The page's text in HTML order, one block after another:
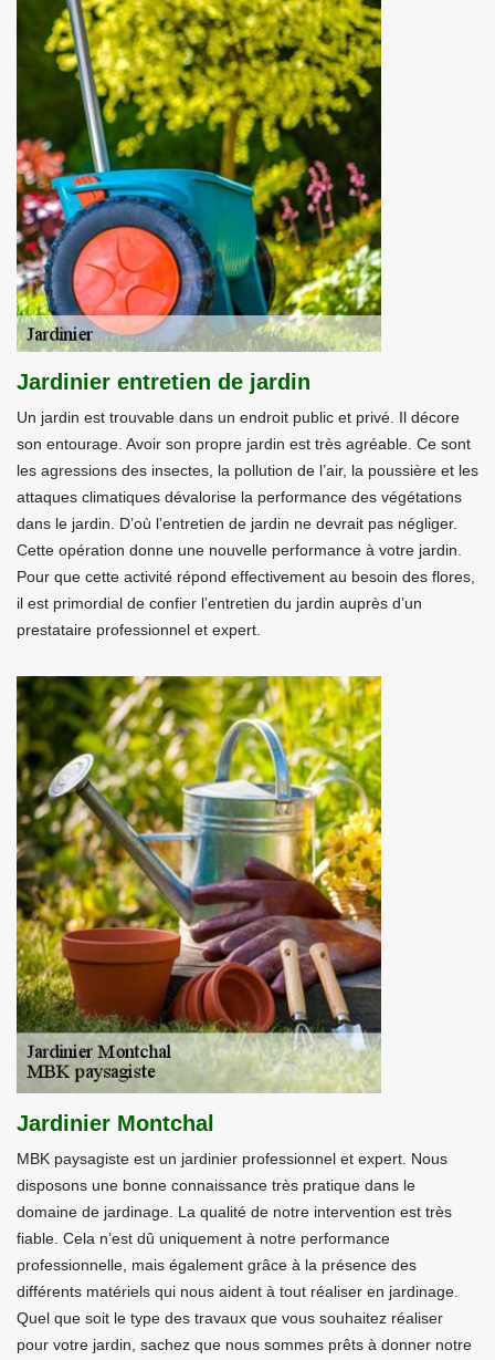
Jardinier entretien de jardin
Un jardin est trouvable dans un endroit public et privé. Il décore
son entourage. Avoir son propre jardin est très agréable. Ce sont
les agressions des insectes, la pollution de l’air, la poussière et les
attaques climatiques dévalorise la performance des végétations
dans le jardin. D’où l’entretien de jardin ne devrait pas négliger.
Cette opération donne une nouvelle performance à votre jardin.
Pour que cette activité répond effectivement au besoin des flores,
il est primordial de confier l’entretien du jardin auprès d’un
prestataire professionnel et expert.
Jardinier Montchal
MBK paysagiste est un jardinier professionnel et expert. Nous
disposons une bonne connaissance très pratique dans le
domaine de jardinage. La qualité de notre intervention est très
fiable. Cela n’est dû uniquement à notre performance
professionnelle, mais également grâce à la présence des
différents matériels qui nous aident à tout réaliser en jardinage.
Quel que soit le type des travaux que vous souhaitez réaliser
pour votre jardin, sachez que nous sommes prêts à donner notre